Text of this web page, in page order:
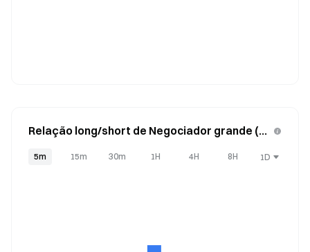
Relação long/short de Negociador grande (Co
5m 15m 30m 1H 4H 8H 1D